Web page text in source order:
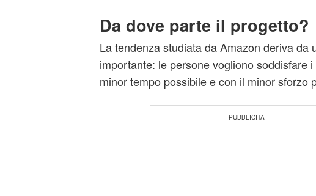
Da dove parte il progetto?
La tendenza studiata da Amazon deriva da
importante: le persone vogliono soddisfare
minor tempo possibile e con il minor sforzo